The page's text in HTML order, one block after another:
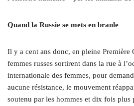
Quand la Russie se mets en branle
Il y a cent ans donc, en pleine Première
femmes russes sortirent dans la rue à
internationale des femmes, pour
aucune résistance, le mouvement
soutenu par les hommes et dix fois